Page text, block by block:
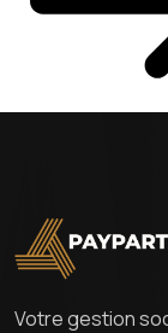
Votre gestion